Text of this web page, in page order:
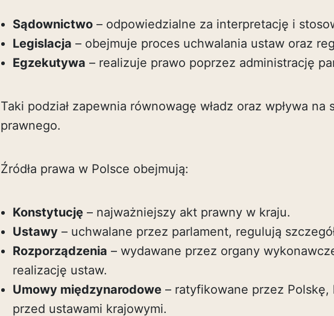
Sądownictwo – odpowiedzialne za interpretację i
Legislacja – obejmuje proces uchwalania ustaw oraz
Egzekutywa – realizuje prawo poprzez administrację
Taki podział zapewnia równowagę władz oraz wpływa na
prawnego.
Źródła prawa w Polsce obejmują:
Konstytucję – najważniejszy akt prawny w kraju.
Ustawy – uchwalane przez parlament, regulują
Rozporządzenia – wydawane przez organy
realizację ustaw.
Umowy międzynarodowe – ratyfikowane przez
przed ustawami krajowymi.